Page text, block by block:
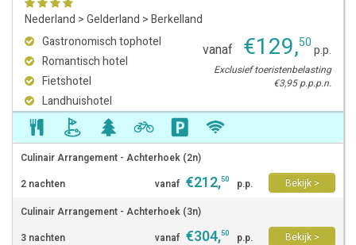
Nederland >Gelderland >Berkelland
Gastronomisch tophotel
Romantisch hotel
Fietshotel
Landhuishotel
vanaf €129,50p.p.
Exclusief toeristenbelasting
€3,95 p.p.p.n.
Culinair Arrangement - Achterhoek (2n)
2 nachten
vanaf €212,50 p.p.
Bekijk >
Culinair Arrangement - Achterhoek (3n)
3 nachten
vanaf €304,50 p.p. Bekijk >